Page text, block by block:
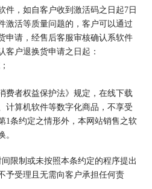
件，如自客户收到激活码之日起7日
激活等质量问题的，客户可以通过
申请，经售后客服审核确认系软件
客户退换货申请之日起：
费者权益保护法》规定，在线下载
计算机软件等数字化商品，不享受
1条约定之情形外，本网站销售之软
限制或未按照本条约定的程序提出
予受理且无需向客户承担任何责